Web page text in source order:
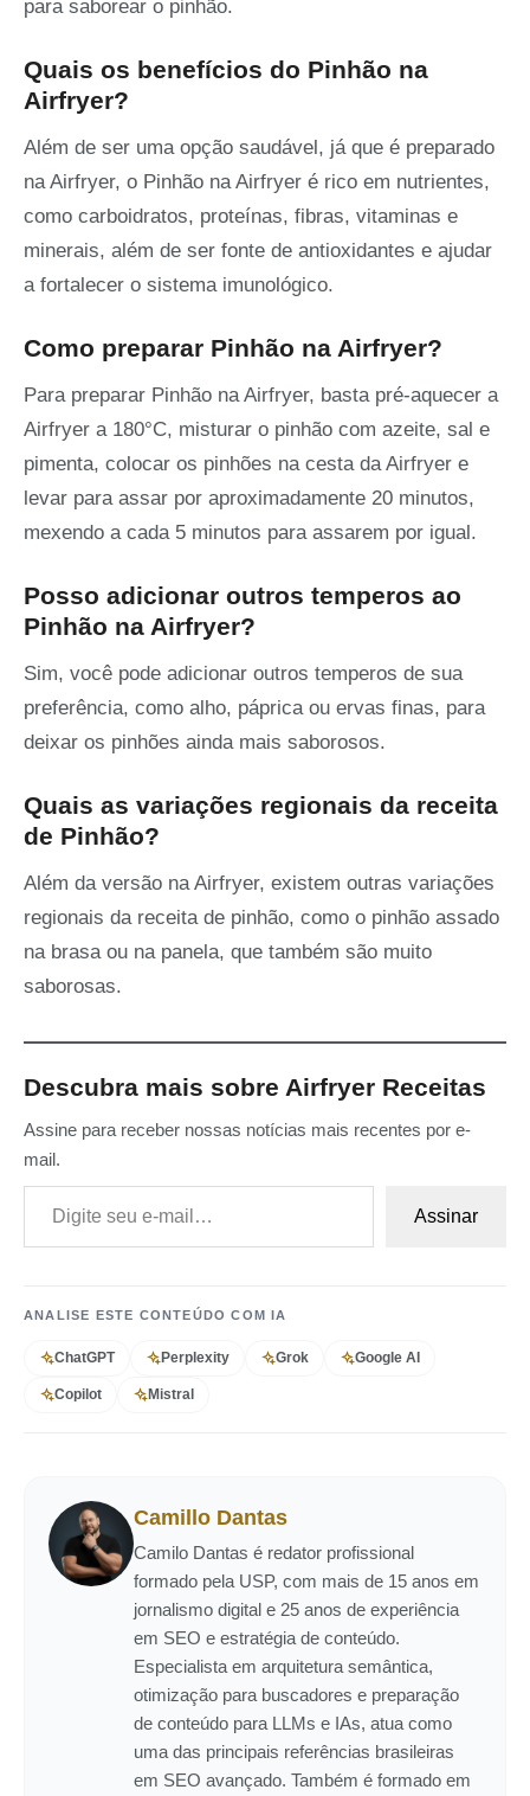
para saborear o pinhão.
Quais os benefícios do Pinhão na
Airfryer?
Além de ser uma opção saudável, já que é preparado
na Airfryer, o Pinhão na Airfryer é rico em nutrientes,
como carboidratos, proteínas, fibras, vitaminas e
minerais, além de ser fonte de antioxidantes e ajudar
a fortalecer o sistema imunológico.
Como preparar Pinhão na Airfryer?
Para preparar Pinhão na Airfryer, basta pré-aquecer a
Airfryer a 180°C, misturar o pinhão com azeite, sal e
pimenta, colocar os pinhões na cesta da Airfryer e
levar para assar por aproximadamente 20 minutos,
mexendo a cada 5 minutos para assarem por igual.
Posso adicionar outros temperos ao
Pinhão na Airfryer?
Sim, você pode adicionar outros temperos de sua
preferência, como alho, páprica ou ervas finas, para
deixar os pinhões ainda mais saborosos.
Quais as variações regionais da receita
de Pinhão?
Além da versão na Airfryer, existem outras variações
regionais da receita de pinhão, como o pinhão assado
na brasa ou na panela, que também são muito
saborosas.
Descubra mais sobre Airfryer Receitas
Assine para receber nossas notícias mais recentes por e-
mail.
Digite seu e-mail…
Assinar
ANALISE ESTE CONTEÚDO COM IA
ChatGPT Perplexity Grok Google AI
Copilot Mistral
Camillo Dantas
Camilo Dantas é redator profissional
formado pela USP, com mais de 15 anos em
jornalismo digital e 25 anos de experiência
em SEO e estratégia de conteúdo.
Especialista em arquitetura semântica,
otimização para buscadores e preparação
de conteúdo para LLMs e IAs, atua como
uma das principais referências brasileiras
em SEO avançado. Também é formado em